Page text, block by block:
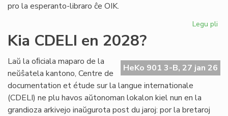
pro la esperanto-libraro ĉe OIK.
Legu pli
Kia CDELI en 2028?
HeKo 901 3-B, 27 jan 26
Laŭ la oﬁciala maparo de la
neŭŝatela kantono, Centre de
documentation et étude sur la langue internationale
(CDELI) ne plu havos aŭtonoman lokalon kiel nun en la
grandioza arkivejo inaŭgurota post du jaroj: por la bretaroj